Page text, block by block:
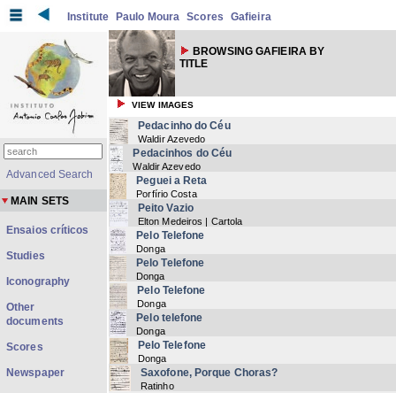
Institute Paulo Moura Scores Gafieira
BROWSING GAFIEIRA BY
TITLE
VIEW IMAGES
Pedacinho do Céu
Waldir Azevedo
Pedacinhos do Céu
Waldir Azevedo
Peguei a Reta
Porfírio Costa
Peito Vazio
Elton Medeiros | Cartola
Pelo Telefone
Donga
Pelo Telefone
Donga
Pelo Telefone
Donga
Pelo telefone
Donga
Pelo Telefone
Donga
Saxofone, Porque Choras?
Ratinho
Advanced Search
MAIN SETS
Ensaios críticos
Studies
Iconography
Other
documents
Scores
Newspaper